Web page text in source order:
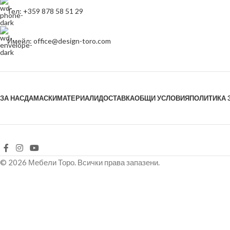
Тел: +359 878 58 51 29
Имейл: office@design-toro.com
ЗА НАСДАМАСКИМАТЕРИАЛИДОСТАВКАОБЩИ УСЛОВИЯПОЛИТИКА
© 2026 Мебели Торо. Всички права запазени.